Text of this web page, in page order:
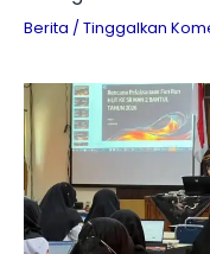
Berita / Tinggalkan